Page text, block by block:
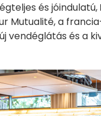
és jóindulatú,
Mutualité, a
vendéglátás és a